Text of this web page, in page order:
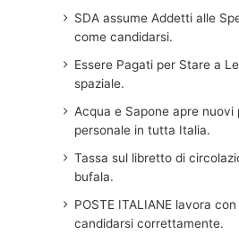
SDA assume Addetti alle
come candidarsi.
Essere Pagati per Stare a
spaziale.
Acqua e Sapone apre
personale in tutta Italia.
Tassa sul libretto di
bufala.
POSTE ITALIANE lavora
candidarsi correttamente.